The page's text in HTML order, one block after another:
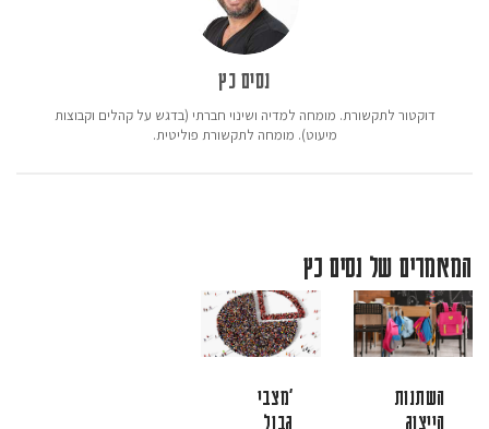
נסים כץ
דוקטור לתקשורת. מומחה למדיה ושינוי חברתי (בדגש על קהלים וקבוצות
מיעוט). מומחה לתקשורת פוליטית.
המאמרים של נסים כץ
השתנות
הייצוג
“מצבי
גבול